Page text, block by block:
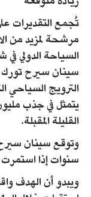
تُجمع التقديرات
مرشحة لمزيد من
السياحة الدولي
سينان سيرح تورك
الترويج السياحي
يتمثل في جذب
القليلة المقبلة.
سنوات إذا استمرت
ويبدو أن الهدف